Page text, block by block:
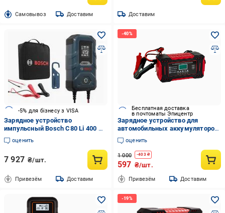
Cамовывоз Доставим Доставим
-5% для бізнесу з VISA
Зарядное устройство
импульсный Bosch C80 Li 400 А/
год (BO 0189921080)
оценить
7 927 ₴/шт.
Привезём Доставим
Бесплатная доставка
в почтоматы Эпицентр
Зарядное устройство для
автомобильных аккумуляторов
портативное интеллектуальное
12V 6A 2-100AH ​​Красный (ZPW-
060-Red)
оценить
1 000 -403₴
597 ₴/шт.
Привезём Доставим